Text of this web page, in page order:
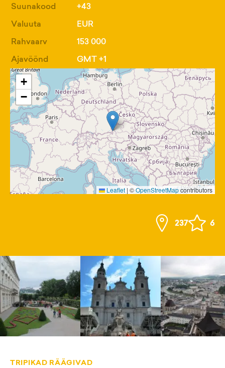
Suunakood
+43
Valuuta
EUR
Rahvaarv
153 000
Ajavöönd
GMT +1
+
−
Leaflet | ©OpenStreetMapcontributors
237 6
TRIPIKAD RÄÄGIVAD